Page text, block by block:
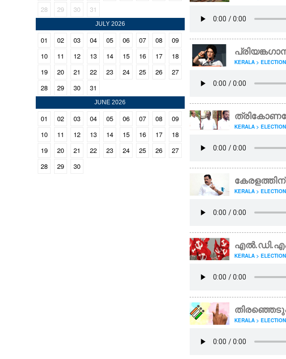
LIFESTYLE
28
29 30 31
JULY 2026
01 02 03 04 05 06 07 08
09
10
11 12 13 14 15 16 17
18
19
20 21 22 23 24 25 26
27
28
29 30 31
JUNE 2026
01 02 03 04 05 06 07 08
09
10
11 12 13 14 15 16 17
18
19
20 21 22 23 24 25 26
27
28
29 30
KERALA >
KERALA >
കേരളത്തിന്
KERALA >
KERALA >
KERALA >